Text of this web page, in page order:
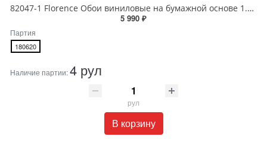
82047-1 Florence Обои виниловые на бумажной основе 1.06*15.6
5 990 ₽
Партия
180620
Наличие партии:4 рул
рул
В корзину